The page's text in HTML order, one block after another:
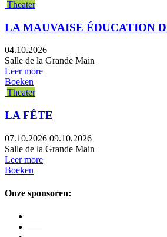
Theater
LA MAUVAISE ÉDUCATION
04.10.2026
Salle de la Grande Main
Leer more
Boeken
Theater
LA FÊTE
07.10.2026 09.10.2026
Salle de la Grande Main
Leer more
Boeken
Onze sponsoren: